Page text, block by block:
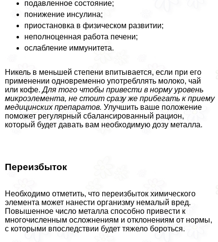
подавленное состояние;
понижение инсулина;
приостановка в физическом развитии;
неполноценная работа печени;
ослабление иммунитета.
Никель в меньшей степени впитывается, если при его
применении одновременно употрeбллять молоко, чай
или кофе.Для того чтобы привести в норму уровень
микроэлемента, не стоит сразу же прибегать к приему
медицинских препаратов. Улучшить ваше положение
поможет регулярный сбалансированный рацион,
который будет давать вам необходимую дозу металла.
Переизбыток
Необходимо отметить, что переизбыток химического
элемента может нанести организму немалый вред.
Повышенное число металла способно привести к
многочисленным осложнениям и отклонениям от нормы,
с которыми впоследствии будет тяжело бороться.